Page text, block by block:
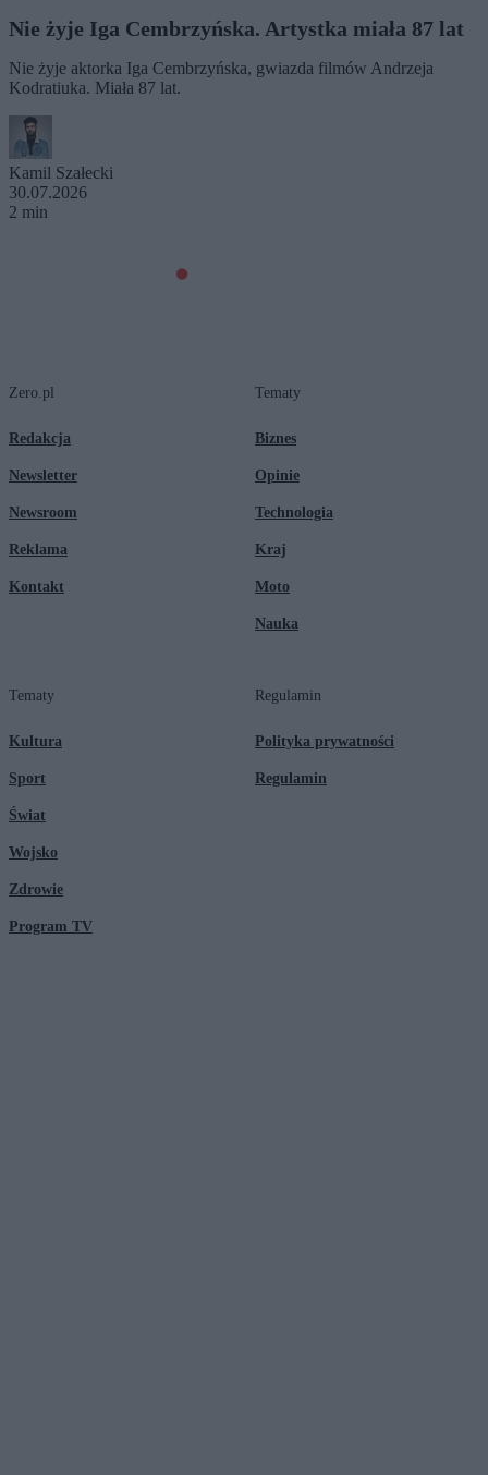
Nie żyje Iga Cembrzyńska. Artystka miała 87 lat
Nie żyje aktorka Iga Cembrzyńska, gwiazda filmów Andrzeja
Kodratiuka. Miała 87 lat.
Kamil Szałecki
30.07.2026
2 min
Zero.pl
Redakcja
Newsletter
Newsroom
Reklama
Kontakt
Tematy
Biznes
Opinie
Technologia
Kraj
Moto
Nauka
Tematy
Kultura
Sport
Świat
Wojsko
Zdrowie
Program TV
Regulamin
Polityka prywatności
Regulamin